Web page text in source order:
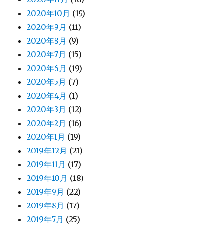
2020年10月 (19)
2020年9月 (11)
2020年8月 (9)
2020年7月 (15)
2020年6月 (19)
2020年5月 (7)
2020年4月 (1)
2020年3月 (12)
2020年2月 (16)
2020年1月 (19)
2019年12月 (21)
2019年11月 (17)
2019年10月 (18)
2019年9月 (22)
2019年8月 (17)
2019年7月 (25)